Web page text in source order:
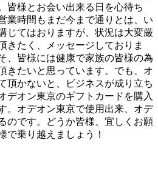
皆様とお会い出来る日を心待ち
業時間もまだ今まで通りとは、い
じてはおりますが、状況は大変厳
きたく、メッセージしておりま
、皆様には健康で家族の皆様の為
きたいと思っています。でも、オ
頂かないと、ビジネスが成り立ち
デオン東京のギフトカードを購入
。オデオン東京で使用出来、オデ
のです。どうか皆様、宜しくお願
で乗り越えましょう！